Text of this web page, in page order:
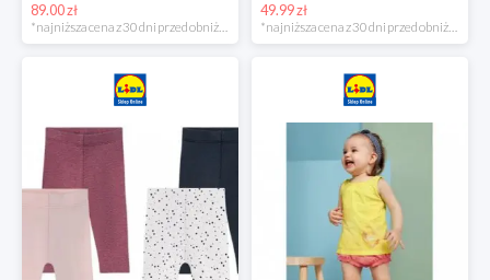
89.00 zł
*najniższa cena z 30 dni przed obniżką
49.99 zł
*najniższa cena z 30 dni przed obniżką